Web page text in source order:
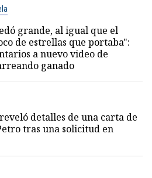
grande, al igual que el
de estrellas que portaba":
a nuevo video de
ganado
detalles de una carta de
tras una solicitud en